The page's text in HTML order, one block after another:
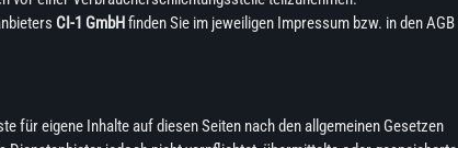
CI-1 GmbHfinden Sie im jeweiligen Impressum bzw. in den AGB
für eigene Inhalte auf diesen Seiten nach den allgemeinen Gesetzen